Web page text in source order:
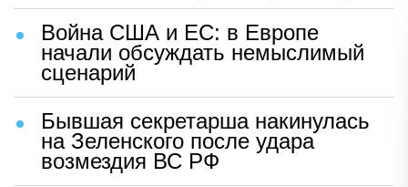
Война США и ЕС: в Европе
начали обсуждать немыслимый
сценарий
Бывшая секретарша накинулась
на Зеленского после удара
возмездия ВС РФ